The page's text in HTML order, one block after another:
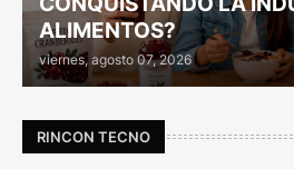
ALIMENTOS?
viernes, agosto 07, 2026
RINCON TECNO